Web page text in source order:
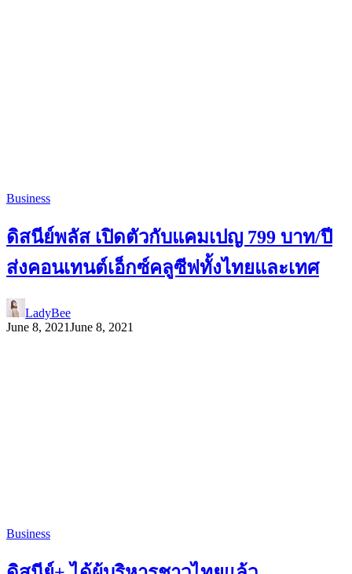
Business
ดิสนีย์พลัส เปิดตัวกับแคมเปญ 799 บาท/ปี
ส่งคอนเทนต์เอ็กซ์คลูซีฟทั้งไทยและเทศ
LadyBee
June 8, 2021June 8, 2021
Business